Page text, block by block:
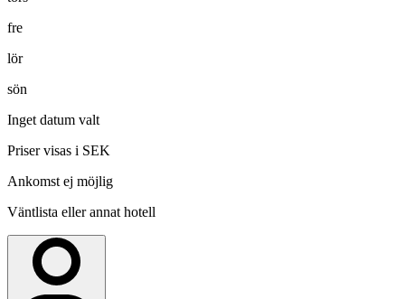
fre
lör
sön
Inget datum valt
Priser visas i SEK
Ankomst ej möjlig
Väntlista eller annat hotell